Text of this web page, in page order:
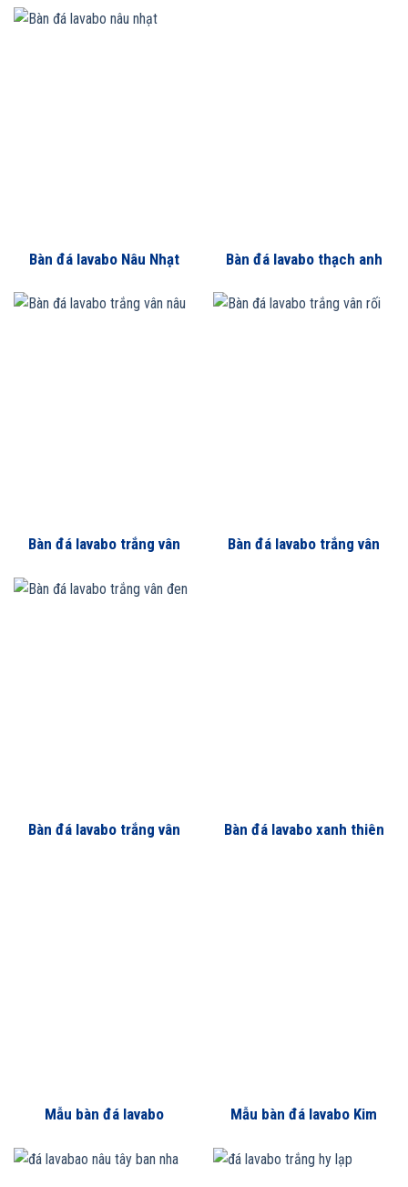
Bàn đá lavabo Nâu Nhạt
Bàn đá lavabo thạch anh
Bàn đá lavabo trắng vân
Bàn đá lavabo trắng vân
Bàn đá lavabo trắng vân
Bàn đá lavabo xanh thiên
Mẫu bàn đá lavabo
Mẫu bàn đá lavabo Kim